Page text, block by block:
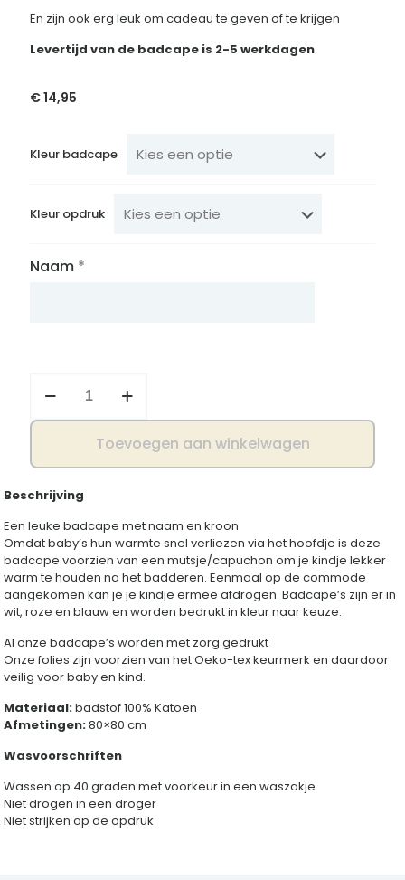
En zijn ook erg leuk om cadeau te geven of te krijgen
Levertijd van de badcape is 2-5 werkdagen
€14,95
Kleur badcape
Kleur opdruk
Naam *
kroon
Toevoegen aan winkelwagen
Beschrijving
Een leuke badcape met naam en kroon
Omdat baby’s hun warmte snel verliezen via het hoofdje is deze
badcape voorzien van een mutsje/capuchon om je kindje lekker
warm te houden na het badderen. Eenmaal op de commode
aangekomen kan je je kindje ermee afdrogen. Badcape’s zijn er in
wit, roze en blauw en worden bedrukt in kleur naar keuze.
Al onze badcape’s worden met zorg gedrukt
Onze folies zijn voorzien van het Oeko-tex keurmerk en daardoor
veilig voor baby en kind.
Materiaal:badstof 100% Katoen
Afmetingen:80×80 cm
Wasvoorschriften
Wassen op 40 graden met voorkeur in een waszakje
Niet drogen in een droger
Niet strijken op de opdruk